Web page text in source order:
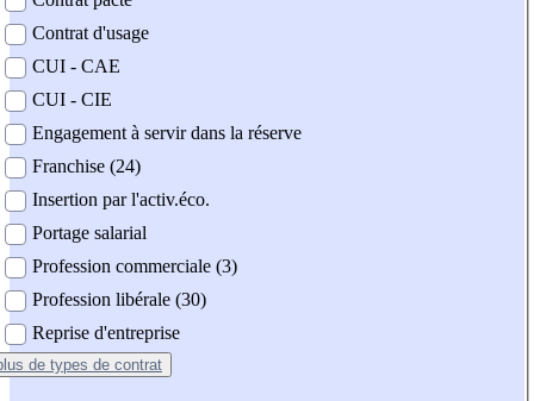
Contrat d'usage
CUI - CAE
CUI - CIE
Engagement à servir dans la réserve
Franchise (24)
Insertion par l'activ.éco.
Portage salarial
Profession commerciale (3)
Profession libérale (30)
Reprise d'entreprise
de types de contrat